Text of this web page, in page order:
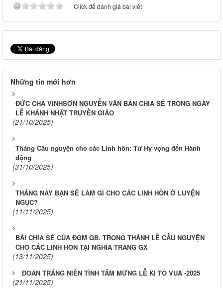
Click để đánh giá bài viết
Những tin mới hơn
ĐỨC CHA VINHSƠN NGUYỄN VĂN BẢN CHIA SẺ TRONG NGÀY
LỄ KHÁNH NHẬT TRUYỀN GIÁO
(21/10/2025)
Tháng Cầu nguyện cho các Linh hồn: Từ Hy vọng đến Hành
động
(31/10/2025)
THÁNG NÀY BẠN SẼ LÀM GÌ CHO CÁC LINH HỒN Ở LUYỆN
NGỤC?
(11/11/2025)
BÀI CHIA SẺ CỦA ĐGM GB. TRONG THÁNH LỄ CẦU NGUYỆN
CHO CÁC LINH HỒN TẠI NGHĨA TRANG GX
(13/11/2025)
ĐOÀN TRÁNG NIÊN TĨNH TÂM MỪNG LỄ KI TÔ VUA -2025
(21/11/2025)